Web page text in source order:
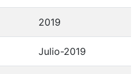
2019
Julio-2019